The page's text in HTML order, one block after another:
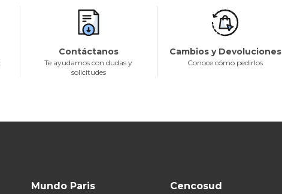
Contáctanos
Te ayudamos con dudas y
solicitudes
Cambios y Devoluciones
Conoce cómo pedirlos
Mundo Paris Cencosud